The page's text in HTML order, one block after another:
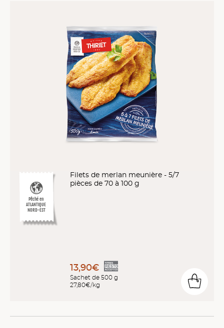
Pêché en
ATLANTIQUE
NORD-EST
Filets de merlan meunière - 5/7
pièces de 70 à 100 g
13,90€
Sachet de 500 g
27,80€/kg